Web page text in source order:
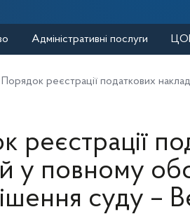
Адміністративні послуги ЦОП
Порядок реєстрації податкових
реєстрації
у повному
суду –